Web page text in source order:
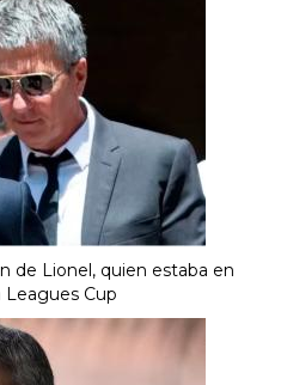
de Lionel, quien estaba en
Leagues Cup